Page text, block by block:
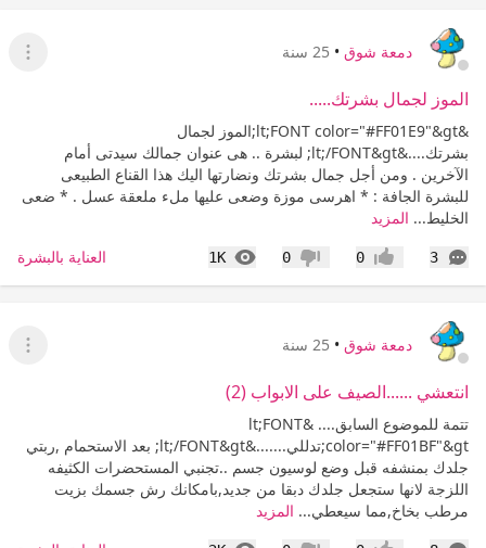
دمعة شوق • 25 سنة
عرض
الموز لجمال بشرتك.....
&lt;FONT color="#FF01E9"&gt;الموز لجمال
بشرتك....&lt;/FONT&gt; لبشرة .. هى عنوان جمالك سيدتى أمام
الآخرين . ومن أجل جمال بشرتك ونضارتها اليك هذا القناع الطبيعى
للبشرة الجافة : * اهرسى موزة وضعى عليها ملء ملعقة عسل . * ضعى
الخليط... المزيد
3
التعليقات إعجاب0 عدم إعجاب
0
1K
المشاهدات العناية بالبشرة
دمعة شوق • 25 سنة
عرض
انتعشي ......الصيف على الابواب (2)
تتمة للموضوع السابق.... &lt;FONT
color="#FF01BF"&gt;تدللي.......&lt;/FONT&gt; بعد الاستحمام ,ربتي
جلدك بمنشفه قبل وضع لوسيون جسم ..تجنبي المستحضرات الكثيفه
اللزجة لانها ستجعل جلدك دبقا من جديد,بامكانك رش جسمك بزيت
مرطب بخاخ,مما سيعطي... المزيد